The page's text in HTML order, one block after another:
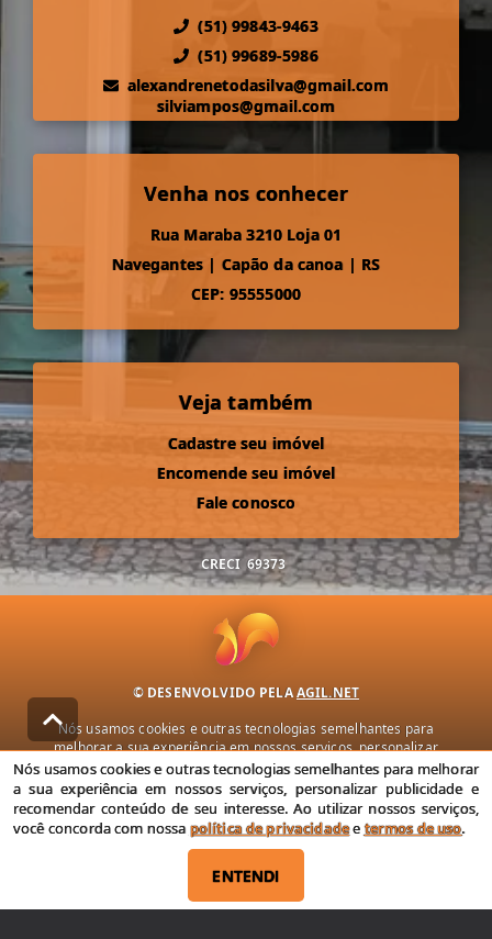
(51) 99843-9463
(51) 99689-5986
alexandrenetodasilva@gmail.com
silviampos@gmail.com
Venha nos conhecer
Rua Maraba 3210 Loja 01
Navegantes | Capão da canoa | RS
CEP: 95555000
Veja também
Cadastre seu imóvel
Encomende seu imóvel
Fale conosco
CRECI 69373
© DESENVOLVIDO PELAAGIL.NET
Nós usamos cookies e outras tecnologias semelhantes para
melhorar a sua experiência em nossos serviços, personalizar
publicidade e recomendar conteúdo de seu interesse. Ao utilizar
nossos serviços, você concorda com nossa política de privacidade e
termos de uso.
Política de Privacidade Termos de uso
Nós usamos cookies e outras tecnologias semelhantes para melhorar
a sua experiência em nossos serviços, personalizar publicidade e
recomendar conteúdo de seu interesse. Ao utilizar nossos serviços,
você concorda com nossa política de privacidadeetermos de uso.
ENTENDI